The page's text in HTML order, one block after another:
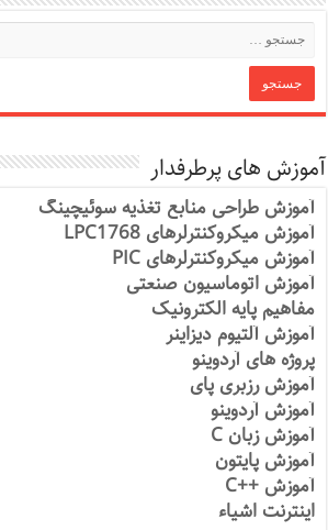
آموزش های پرطرفدار
آموزش طراحی منابع تغذیه سوئیچینگ
آموزش میکروکنترلرهای LPC1768
آموزش میکروکنترلرهای PIC
آموزش اتوماسیون صنعتی
مفاهیم پایه الکترونیک
آموزش آلتیوم دیزاینر
پروژه های آردوینو
آموزش رزبری پای
آموزش آردوینو
آموزش زبان C
آموزش پایتون
آموزش ++C
اینترنت اشیاء